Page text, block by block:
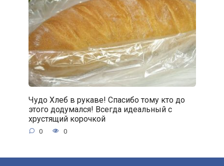
Чудо Хлеб в рукаве! Спасибо тому кто до
этого додумался! Всегда идеальный с
хрустящий корочкой
0 0